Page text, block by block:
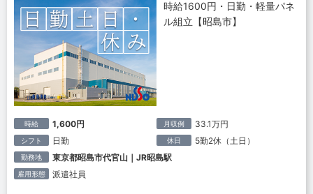
時給1600円・日勤・軽量パネ
ル組立【昭島市】
時給 1,600円 月収例 33.1万円
シフト 日勤 休日 5勤2休（土日）
勤務地 東京都昭島市代官山｜JR昭島駅
雇用形態 派遣社員